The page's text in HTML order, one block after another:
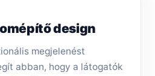
design
megjelenést
abban, hogy a látogatók